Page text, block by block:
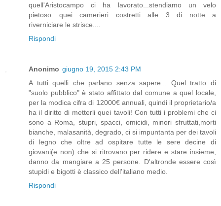
quell'Aristocampo ci ha lavorato...stendiamo un velo
pietoso....quei camerieri costretti alle 3 di notte a
riverniciare le strisce....
Rispondi
Anonimo giugno 19, 2015 2:43 PM
A tutti quelli che parlano senza sapere... Quel tratto di
"suolo pubblico" è stato affittato dal comune a quel locale,
per la modica cifra di 12000€ annuali, quindi il proprietario/a
ha il diritto di metterli quei tavoli! Con tutti i problemi che ci
sono a Roma, stupri, spacci, omicidi, minori sfruttati,morti
bianche, malasanità, degrado, ci si impuntanta per dei tavoli
di legno che oltre ad ospitare tutte le sere decine di
giovani(e non) che si ritrovano per ridere e stare insieme,
danno da mangiare a 25 persone. D'altronde essere così
stupidi e bigotti è classico dell'italiano medio.
Rispondi